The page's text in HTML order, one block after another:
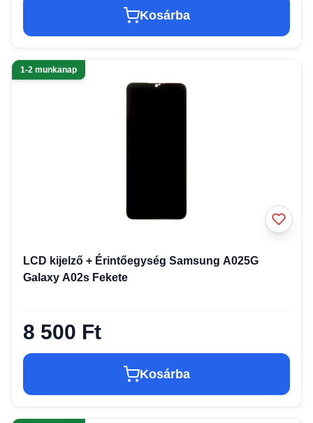
Kosárba
1-2 munkanap
LCD kijelző + Érintőegység Samsung A025G
Galaxy A02s Fekete
8 500 Ft
Kosárba